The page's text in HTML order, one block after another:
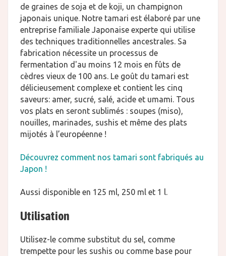
de graines de soja et de koji, un champignon
japonais unique. Notre tamari est élaboré par une
entreprise familiale Japonaise experte qui utilise
des techniques traditionnelles ancestrales. Sa
fabrication nécessite un processus de
fermentation d'au moins 12 mois en fûts de
cèdres vieux de 100 ans. Le goût du tamari est
délicieusement complexe et contient les cinq
saveurs: amer, sucré, salé, acide et umami. Tous
vos plats en seront sublimés : soupes (miso),
nouilles, marinades, sushis et même des plats
mijotés à l’européenne !
Découvrez comment nos tamari sont fabriqués au
Japon !
Aussi disponible en 125 ml, 250 ml et 1 l.
Utilisation
Utilisez-le comme substitut du sel, comme
trempette pour les sushis ou comme base pour